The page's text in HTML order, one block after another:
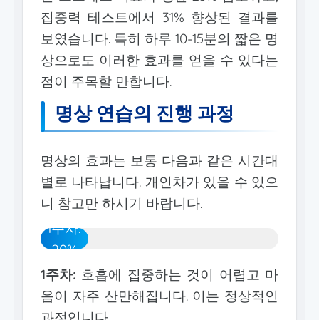
집중력 테스트에서 31% 향상된 결과를
보였습니다. 특히 하루 10-15분의 짧은 명
상으로도 이러한 효과를 얻을 수 있다는
점이 주목할 만합니다.
명상 연습의 진행 과정
명상의 효과는 보통 다음과 같은 시간대
별로 나타납니다. 개인차가 있을 수 있으
니 참고만 하시기 바랍니다.
1주차:
20%
1주차: 호흡에 집중하는 것이 어렵고 마
음이 자주 산만해집니다. 이는 정상적인